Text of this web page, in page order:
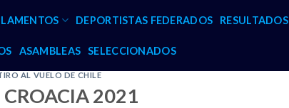
DEPORTISTAS FEDERADOS RESULTADOS
ASAMBLEAS SELECCIONADOS
AL VUELO DE CHILE
CROACIA 2021